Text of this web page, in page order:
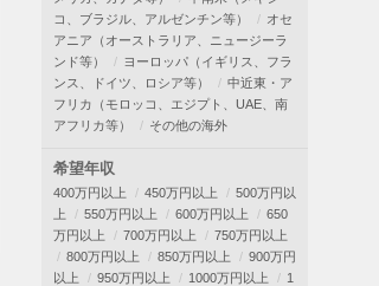
コ、ブラジル、アルゼンチン等）
オセ
アニア（オーストラリア、ニュージーラ
ンド等）
ヨーロッパ（イギリス、フラ
ンス、ドイツ、ロシア等）
中近東・ア
フリカ（モロッコ、エジプト、UAE、南
アフリカ等）
その他の海外
希望年収
400万円以上 450万円以上
500万円以
上
550万円以上 600万円以上
650
万円以上
700万円以上
750万円以上
800万円以上
850万円以上
900万円
以上
950万円以上 1000万円以上
1